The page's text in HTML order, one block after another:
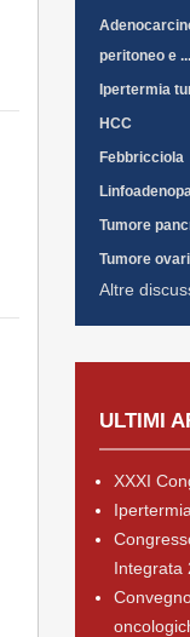
peritoneo e ...
Ipertermia
HCC
Febbricciola
Tumore
Tumore
Altre
ULTIMI
XXXI
Integrata